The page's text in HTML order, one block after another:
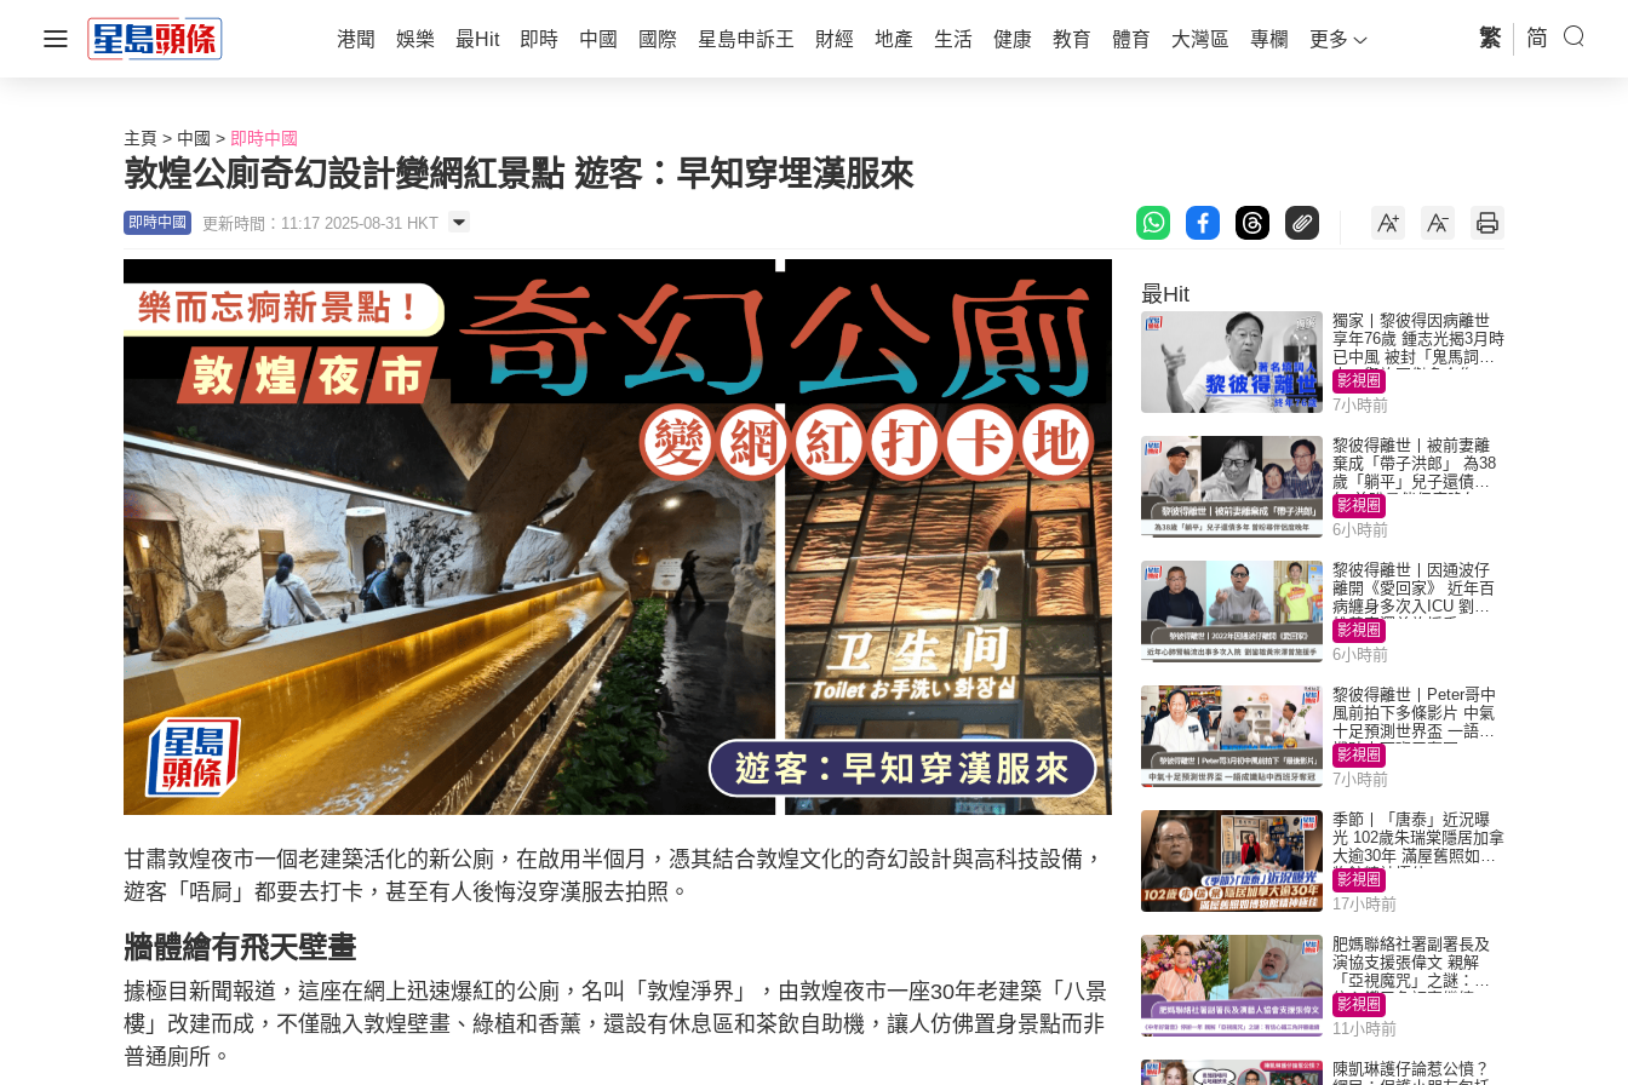
港聞 娛樂 最Hit 即時 中國 國際 星島申訴王 財經 地產 生活 健康 教育 體育 大灣區 專欄 更多 繁 简
主頁 中國 即時中國
敦煌公廁奇幻設計變網紅景點 遊客：早知穿埋漢服來
即時中國 更新時間：11:17 2025-08-31 HKT
甘肅敦煌夜市一個老建築活化的新公廁，在啟用半個月，憑其結合敦煌文化的奇幻設計與高科技設備，
遊客「唔屙」都要去打卡，甚至有人後悔沒穿漢服去拍照。
牆體繪有飛天壁畫
據極目新聞報道，這座在網上迅速爆紅的公廁，名叫「敦煌淨界」，由敦煌夜市一座30年老建築「八景
樓」改建而成，不僅融入敦煌壁畫、綠植和香薰，還設有休息區和茶飲自助機，讓人仿佛置身景點而非
普通廁所。
最Hit
獨家丨黎彼得因病離世
享年76歲 鍾志光揭3月時
已中風 被封「鬼馬詞
人」與許冠傑多合作
影視圈
7小時前
黎彼得離世丨被前妻離
棄成「帶子洪郎」 為38
歲「躺平」兒子還債多
年 曾盼尋伴侶度晚年
影視圈
6小時前
黎彼得離世丨因通波仔
離開《愛回家》 近年百
病纏身多次入ICU 劉鑾
雄黃宗澤曾施援手
影視圈
6小時前
黎彼得離世丨Peter哥中
風前拍下多條影片 中氣
十足預測世界盃 一語成
讖貼中西班牙奪冠
影視圈
7小時前
季節丨「唐泰」近況曝
光 102歲朱瑞棠隱居加拿
大逾30年 滿屋舊照如博
物館精神極佳
影視圈
17小時前
肥媽聯絡社署副署長及
演協支援張偉文 親解
「亞視魔咒」之謎：有
信心鐵三角評審繼續
影視圈
11小時前
陳凱琳護仔論惹公憤？